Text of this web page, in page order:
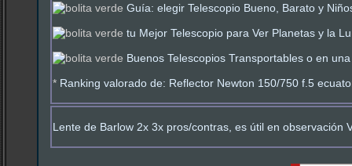
Guía: elegir Telescopio Bueno, Barato y
tu Mejor Telescopio para Ver Planetas y la
Buenos Telescopios Transportables o en
* Ranking valorado de: Reflector Newton 150/750 f.5
Lente de Barlow 2x 3x pros/contras, es útil en observación